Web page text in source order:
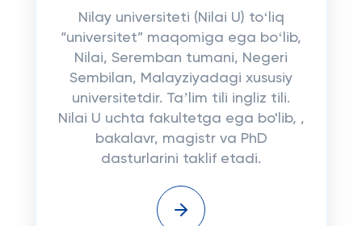
Nilay universiteti (Nilai U) toʻliq
“universitet” maqomiga ega boʻlib,
Nilai, Seremban tumani, Negeri
Sembilan, Malayziyadagi xususiy
universitetdir. Taʼlim tili ingliz tili.
Nilai U uchta fakultetga ega bo'lib, ,
bakalavr, magistr va PhD
dasturlarini taklif etadi.